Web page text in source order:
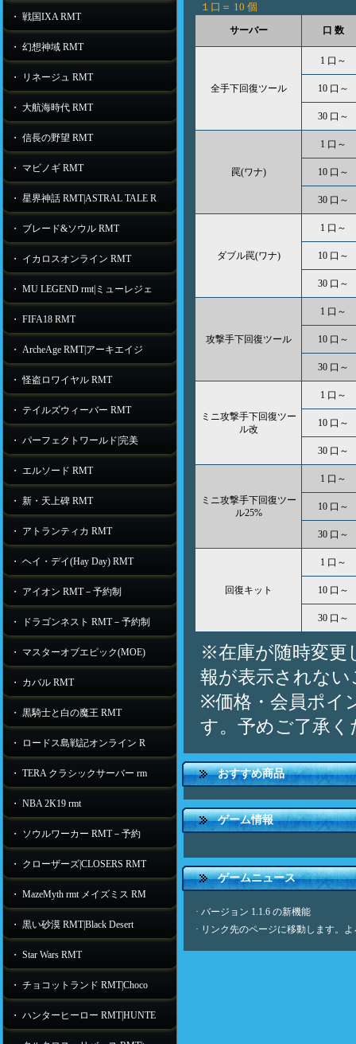
・ 戦国IXA RMT
・ 幻想神域 RMT
・ リネージュ RMT
・ 大航海時代 RMT
・ 信長の野望 RMT
・ マビノギ RMT
・ 星界神話 RMT|ASTRAL TALE R
・ ブレード&ソウル RMT
・ イカロスオンライン RMT
・ MU LEGEND rmt|ミューレジェ
・ FIFA18 RMT
・ ArcheAge RMT|アーキエイジ
・ 怪盗ロワイヤル RMT
・ テイルズウィーバー RMT
・ パーフェクトワールド|完美
・ エルソード RMT
・ 新・天上碑 RMT
・ アトランティカ RMT
・ ヘイ・デイ(Hay Day) RMT
・ アイオン RMT－予約制
・ ドラゴンネスト RMT－予約制
・ マスターオブエピック(MOE)
・ カバル RMT
・ 黒騎士と白の魔王 RMT
・ ロードス島戦記オンライン R
・ TERA クラシックサーバー rm
・ NBA 2K19 rmt
・ ソウルワーカー RMT－予約
・ クローザーズ|CLOSERS RMT
・ MazeMyth rmt メイズミス RM
・ 黒い砂漠 RMT|Black Desert
・ Star Wars RMT
・ チョコットランド RMT|Choco
・ ハンターヒーロー RMT|HUNTE
１口＝ 10 個
サーバー 口 数
全手下回復ツール
1 口～
10 口～
30 口～
罠(ワナ)
1 口～
10 口～
30 口～
ダブル罠(ワナ)
1 口～
10 口～
30 口～
攻撃手下回復ツール
1 口～
10 口～
30 口～
ミニ攻撃手下回復ツー
ル改
1 口～
10 口～
30 口～
ミニ攻撃手下回復ツー
ル25%
1 口～
10 口～
30 口～
回復キット
1 口～
10 口～
30 口～
※在庫が随時変更
報が表示されな
※価格・会員ポイ
す。予めご了承く
おすすめ商品
ゲーム情報
ゲームニュース
· バージョン 1.1.6 の新機能
· リンク先のページに移動します。